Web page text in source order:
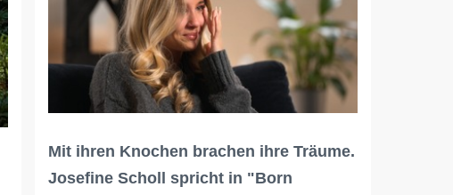
Mit ihren Knochen brachen ihre Träume.
Josefine Scholl spricht in "Born